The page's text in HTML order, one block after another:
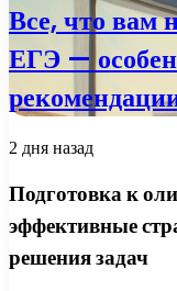
Все, что вам
ЕГЭ —
2 дня назад
Подготовка к
эффективные
решения задач